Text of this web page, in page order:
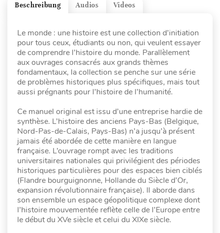
Videos
Audios
Beschreibung
Le monde : une histoire est une collection d’initiation
pour tous ceux, étudiants ou non, qui veulent essayer
de comprendre l’histoire du monde. Parallèlement
aux ouvrages consacrés aux grands thèmes
fondamentaux, la collection se penche sur une série
de problèmes historiques plus spécifiques, mais tout
aussi prégnants pour l’histoire de l’humanité.
Ce manuel original est issu d’une entreprise hardie de
synthèse. L’histoire des anciens Pays-Bas (Belgique,
Nord-Pas-de-Calais, Pays-Bas) n’a jusqu’à présent
jamais été abordée de cette manière en langue
française. L’ouvrage rompt avec les traditions
universitaires nationales qui privilégient des périodes
historiques particulières pour des espaces bien ciblés
(Flandre bourguignonne, Hollande du Siècle d’Or,
expansion révolutionnaire française). Il aborde dans
son ensemble un espace géopolitique complexe dont
l’histoire mouvementée reflète celle de l’Europe entre
le début du XVe siècle et celui du XIXe siècle.